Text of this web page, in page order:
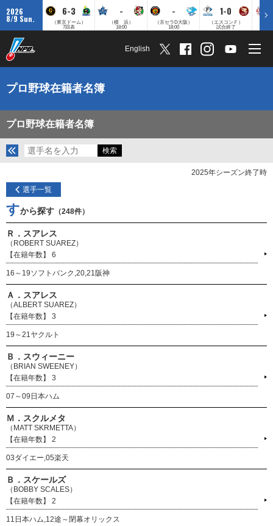
2026
8/9 Sun.
6-3
（東京ドーム）
7回表
-
（横 浜）
18:00
-
（京セラD大阪）
18:00
1-0
（エスコンＦ）
試合終了
English
プロ野球在籍者名簿
プロ野球在籍者名簿
2025年シーズン終了時
選手一覧
すから探す （248件）
Ｒ．スアレス
（ROBERT SUAREZ）
6
16～19ソフトバンク,20,21阪神
Ａ．スアレス
（ALBERT SUAREZ）
3
19～21ヤクルト
Ｂ．スウィーニー
（BRIAN SWEENEY）
3
07～09日本ハム
Ｍ．スクルメタ
（MATT SKRMETTA）
2
03ダイエー,05楽天
Ｂ．スケールズ
（BOBBY SCALES）
2
11日本ハム,12途～閉幕オリックス